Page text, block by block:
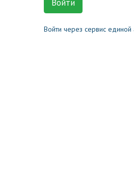
Войти через сервис единой